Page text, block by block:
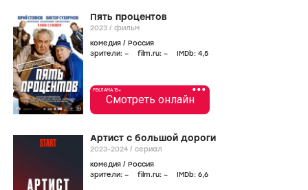
Пять процентов
2023 / фильм
комедия / Россия
зрители: – film.ru: – IMDb: 4,5
•••
РЕКЛАМА 18+
Смотреть онлайн
Артист с большой дороги
2023-2024 / сериал
комедия / Россия
зрители: – film.ru: – IMDb: 6,6